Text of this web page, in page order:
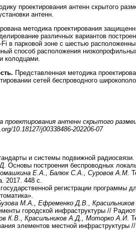
проектирования антенн скрытого
антенн.
методика проектирования
различных вариантов
Fi в парковой зоне с шестью
способ расположения
колодцами.
Представленная методика
сетей беспроводного
антенн скрытого
10.18127/j00338486-202206-07
и системы подвижной
. Основы построения беспроводных
Е.А., Балюк С.А., Суровов А.М.
2017. 448 с.
регистрации
М.А., Ефременко Д.В.,
городской инфраструктуры //
К.В., Красильников А.Д., Моторко А.И.
элементов местной